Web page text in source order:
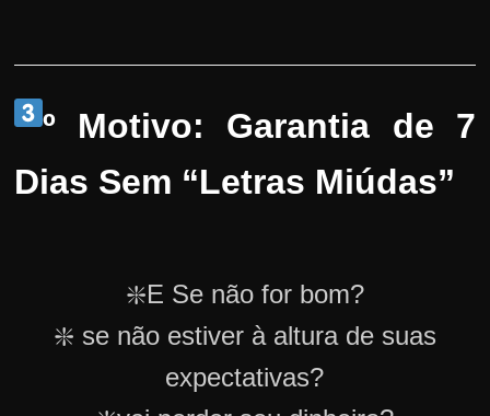
º Motivo: Garantia de 7
Dias Sem “Letras Miúdas”
❇️E Se não for bom?
❇️ se não estiver à altura de suas
expectativas?